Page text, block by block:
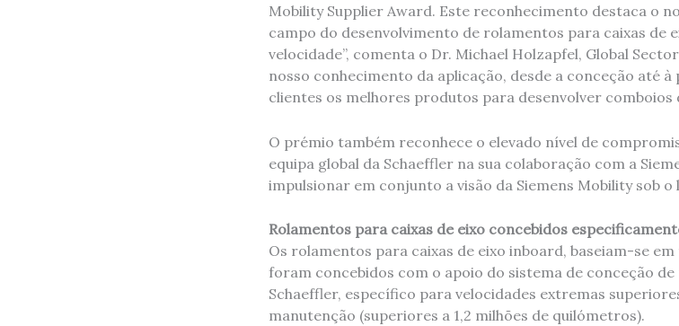
Mobility Supplier Award. Este reconhecimento destaca o
campo do desenvolvimento de rolamentos para caixas
velocidade”, comenta o Dr. Michael Holzapfel, Global
nosso conhecimento da aplicação, desde a conceção até
clientes os melhores produtos para desenvolver comboios
O prémio também reconhece o elevado nível de
equipa global da Schaeffler na sua colaboração com a
impulsionar em conjunto a visão da Siemens Mobility sob o
Rolamentos para caixas de eixo concebidos
Os rolamentos para caixas de eixo inboard, baseiam-se
foram concebidos com o apoio do sistema de conceção
Schaeffler, específico para velocidades extremas
manutenção (superiores a 1,2 milhões de quilómetros).